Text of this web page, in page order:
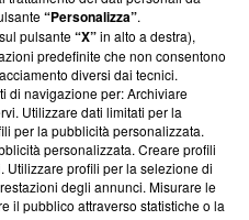
“Personalizza”.
pulsante“X”in alto a destra),
predefinite che non consentono
diversi dai tecnici.
di navigazione per: Archiviare
Utilizzare dati limitati per la
per la pubblicità personalizzata.
personalizzata. Creare profili
profili per la selezione di
degli annunci. Misurare le
il pubblico attraverso statistiche o la